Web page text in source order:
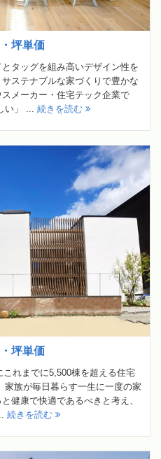
坪単価
タッグを組み高いデザイン性を
ステナブルな家づくりで豊かな
メーカー・住宅テック企業で
い」 ... 続きを読む
坪単価
れまでに5,500棟を超える住宅
族が毎日暮らす一生に一度の家
健康で快適であるべきと考え、
続きを読む